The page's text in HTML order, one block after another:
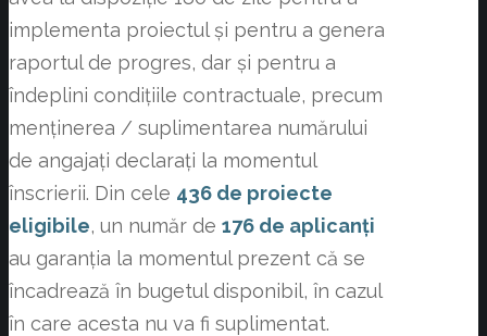
implementa proiectul și pentru a genera
raportul de progres, dar și pentru a
îndeplini condițiile contractuale, precum
menținerea / suplimentarea numărului
de angajați declarați la momentul
înscrierii. Din cele 436 de proiecte
eligibile, un număr de 176 de aplicanți
au garanția la momentul prezent că se
încadrează în bugetul disponibil, în cazul
în care acesta nu va fi suplimentat.